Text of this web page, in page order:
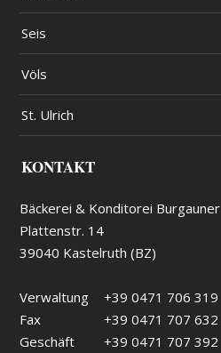
Seis
Völs
St. Ulrich
KONTAKT
Bäckerei & Konditorei Burgauner
Plattenstr. 14
39040 Kastelruth (BZ)
Verwaltung
+39 0471 706 319
Fax
+39 0471 707 632
Geschäft
+39 0471 707 392